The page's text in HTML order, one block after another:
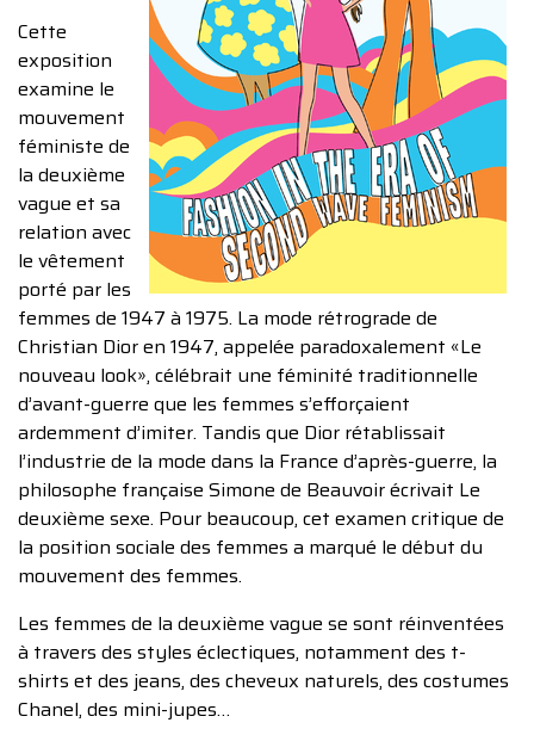
Cette
exposition
examine le
mouvement
féministe de
la deuxième
vague et sa
relation avec
le vêtement
porté par les
femmes de 1947 à 1975. La mode rétrograde de
Christian Dior en 1947, appelée paradoxalement «Le
nouveau look», célébrait une féminité traditionnelle
d’avant-guerre que les femmes s’efforçaient
ardemment d’imiter. Tandis que Dior rétablissait
l’industrie de la mode dans la France d’après-guerre, la
philosophe française Simone de Beauvoir écrivait Le
deuxième sexe. Pour beaucoup, cet examen critique de
la position sociale des femmes a marqué le début du
mouvement des femmes.
Les femmes de la deuxième vague se sont réinventées
à travers des styles éclectiques, notamment des t-
shirts et des jeans, des cheveux naturels, des costumes
Chanel, des mini-jupes…